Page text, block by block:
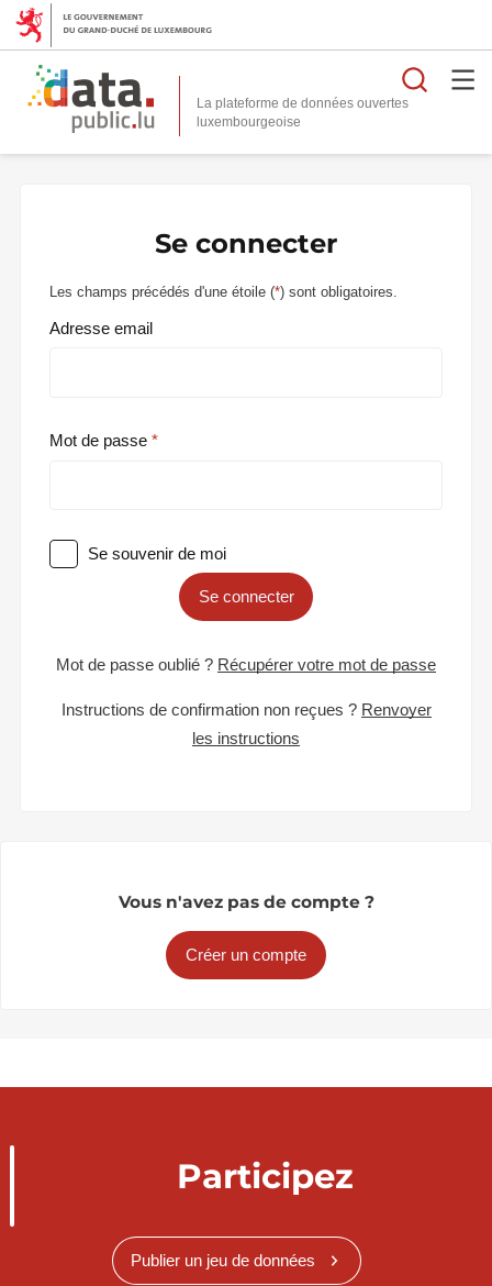
La plateforme de données ouvertes
Se connecter
Les champs précédés d'une étoile (*) sont obligatoires.
Adresse email
Mot de passe
Se souvenir de moi
Se connecter
Mot de passe oublié ? Récupérer votre mot de passe
Instructions de confirmation non reçues ? Renvoyer
les instructions
Vous n'avez pas de compte ?
Créer un compte
Participez
Publier un jeu de données